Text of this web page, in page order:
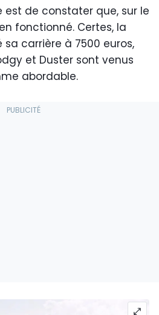
est de constater que, sur le
fonctionné. Certes, la
carrière à 7500 euros,
et Duster sont venus
abordable.